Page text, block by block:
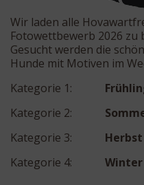
Wir laden alle
Fotowettbewerb 2026 zu
Gesucht werden die
Hunde mit Motiven im
Kategorie 1:
Kategorie 2:
Kategorie 3:
Herbst
Kategorie 4: Winter